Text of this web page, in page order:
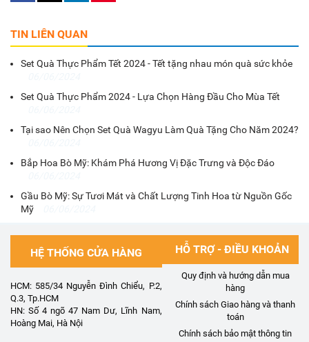
TIN LIÊN QUAN
Set Quà Thực Phẩm Tết 2024 - Tết tặng nhau món quà sức khỏe
Set Quà Thực Phẩm 2024 - Lựa Chọn Hàng Đầu Cho Mùa Tết
Tại sao Nên Chọn Set Quà Wagyu Làm Quà Tặng Cho Năm 2024?
Bắp Hoa Bò Mỹ: Khám Phá Hương Vị Đặc Trưng và Độc Đáo
Gầu Bò Mỹ: Sự Tươi Mát và Chất Lượng Tinh Hoa từ Nguồn Gốc
Mỹ
HỆ THỐNG CỬA HÀNG
HCM: 585/34 Nguyễn Đình Chiểu, P.2,
Q.3, Tp.HCM
HN: Số 4 ngõ 47 Nam Dư, Lĩnh Nam,
Hoàng Mai, Hà Nội
HỖ TRỢ - ĐIỀU KHOẢN
Quy định và hướng dẫn mua
hàng
Chính sách Giao hàng và thanh
toán
Chính sách bảo mật thông tin